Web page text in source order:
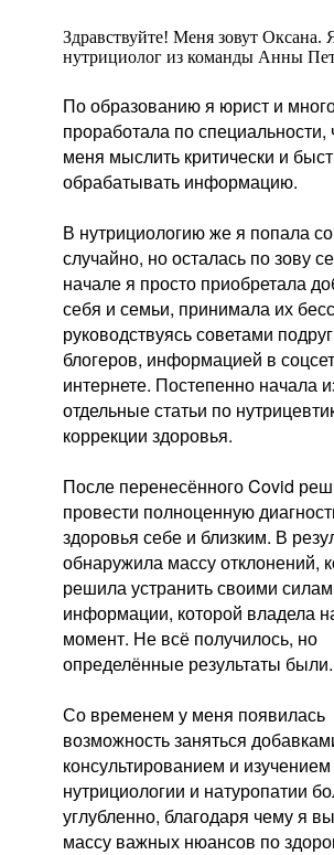
Здравствуйте! Меня зовут Оксана.
нутрициолог из команды Анны
По образованию я юрист и
проработала по специальности,
меня мыслить критически и
обрабатывать информацию.
В нутрициологию же я попала
случайно, но осталась по зову
начале я просто приобретала
себя и семьи, принимала их
руководствуясь советами
блогеров, информацией в
интернете. Постепенно начала
отдельные статьи по
коррекции здоровья.
После перенесённого Covid
провести полноценную
здоровья себе и близким. В
обнаружила массу отклонений,
решила устранить своими
информации, которой владела
момент. Не всё получилось, но
определённые результаты были.
Со временем у меня появилась
возможность заняться
консультированием и изучением
нутрициологии и натуропатии
углубленно, благодаря чему я
массу важных нюансов по